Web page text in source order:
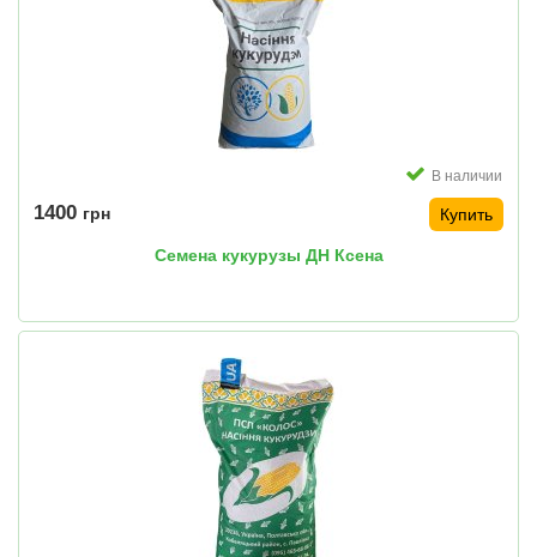
В наличии
1400 грн Купить
Семена кукурузы ДН Ксена